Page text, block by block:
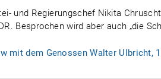
und Regierungschef Nikita
Besprochen wird aber auch „die
mit dem Genossen Walter Ulbricht,